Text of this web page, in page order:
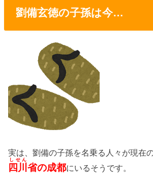
劉備玄徳の子孫は今…
実は、劉備の子孫を名乗る人々が現在
四川
しせん
省の成都にいるそうです。